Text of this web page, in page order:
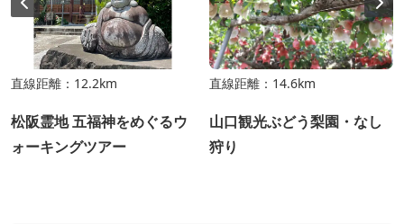
直線距離：12.2km
松阪霊地 五福神をめぐるウ
ォーキングツアー
直線距離：14.6km
山口観光ぶどう梨園・なし
狩り